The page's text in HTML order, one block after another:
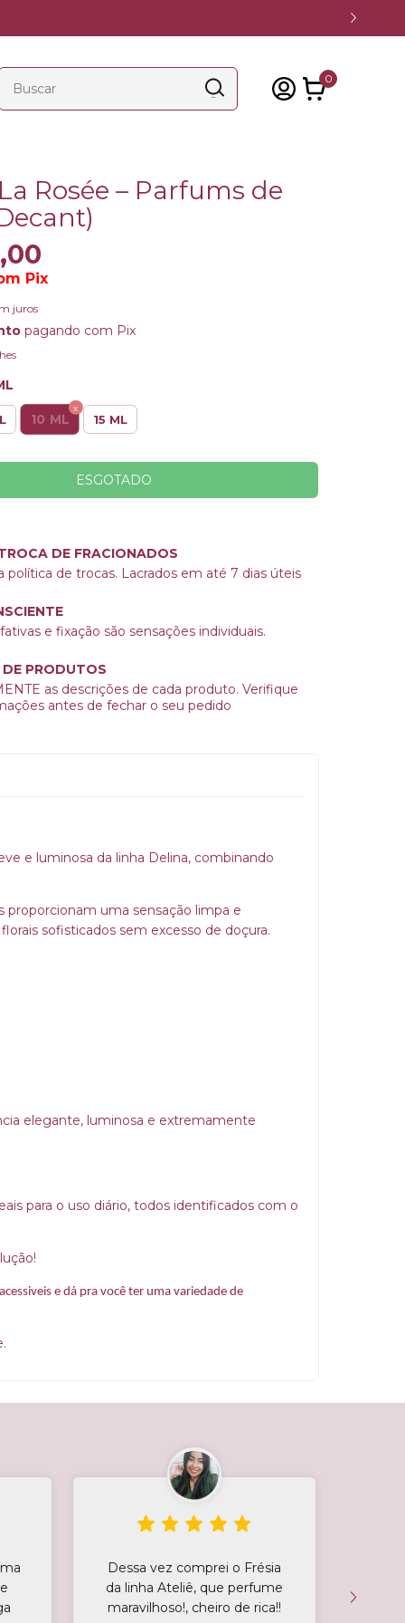
0
Rosée – Parfums de
Pix
juros
pagando com Pix
10 ML 15 ML
DE FRACIONADOS
política de trocas. Lacrados em até 7 dias úteis
e fixação são sensações individuais.
DE PRODUTOS
as descrições de cada produto. Verifique
antes de fechar o seu pedido
e luminosa da linha Delina, combinando
proporcionam uma sensação limpa e
sofisticados sem excesso de doçura.
elegante, luminosa e extremamente
para o uso diário, todos identificados com o
e dá pra você ter uma variedade de
Dessa vez comprei o Frésia
da linha Ateliê, que perfume
maravilhoso!, cheiro de rica!!